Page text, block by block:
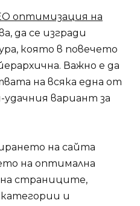
оптимизация на
да се изгради
която в повечето
Важно е да
на всяка една от
удачния вариант за
на сайта
на оптимална
на страниците,
категории и